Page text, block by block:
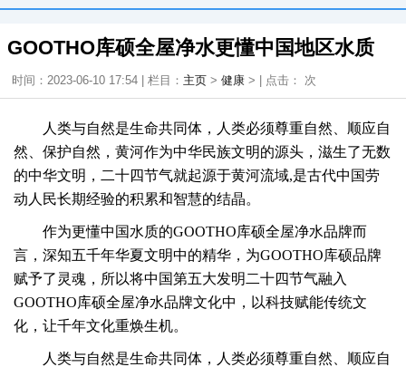
GOOTHO库硕全屋净水更懂中国地区水质
时间：2023-06-10 17:54 | 栏目： 主页 > 健康 > | 点击： 次
人类与自然是生命共同体，人类必须尊重自然、顺应自
然、保护自然，黄河作为中华民族文明的源头，滋生了无数
的中华文明， 二十四节气就起源于黄河流域,是古代中国劳
动人民长期经验的积累和智慧的结晶。
作为更懂中国水质的GOOTHO库硕全屋净水品牌而
言，深知五千年华夏文明中的精华，为GOOTHO库硕品牌
赋予了灵魂，所以将中国第五大发明二十四节气融入
GOOTHO库硕全屋净水品牌文化中，以科技赋能传统文
化，让千年文化重焕生机。
人类与自然是生命共同体，人类必须尊重自然、顺应自